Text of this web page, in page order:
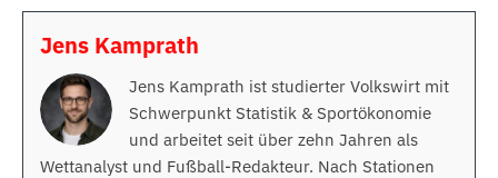
Jens Kamprath
Jens Kamprath ist studierter Volkswirt mit
Schwerpunkt Statistik & Sportökonomie
und arbeitet seit über zehn Jahren als
Wettanalyst und Fußball-Redakteur. Nach Stationen